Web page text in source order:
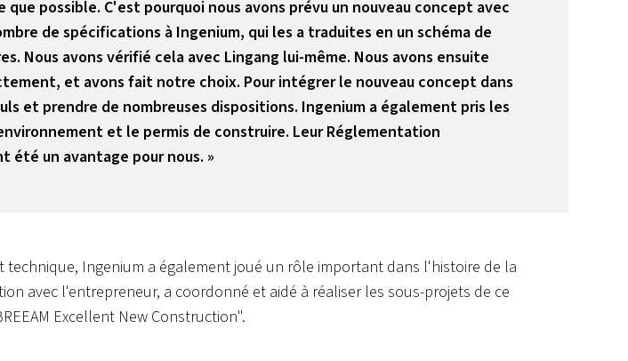
possible. C'est pourquoi nous avons prévu un nouveau concept avec
de spécifications à Ingenium, qui les a traduites en un schéma de
Nous avons vérifié cela avec Lingang lui-même. Nous avons ensuite
et avons fait notre choix. Pour intégrer le nouveau concept dans
et prendre de nombreuses dispositions. Ingenium a également pris les
et le permis de construire. Leur Réglementation
été un avantage pour nous. »
Ingenium a également joué un rôle important dans l'histoire de la
avec l'entrepreneur, a coordonné et aidé à réaliser les sous-projets de ce
Excellent New Construction".